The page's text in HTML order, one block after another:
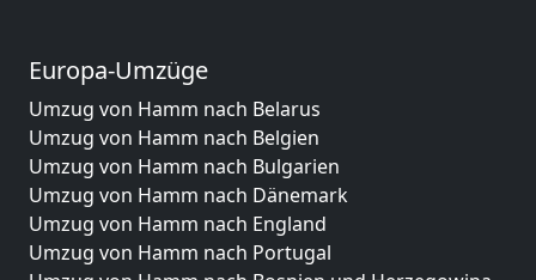
Europa-Umzüge
Umzug von Hamm nach Belarus
Umzug von Hamm nach Belgien
Umzug von Hamm nach Bulgarien
Umzug von Hamm nach Dänemark
Umzug von Hamm nach England
Umzug von Hamm nach Portugal